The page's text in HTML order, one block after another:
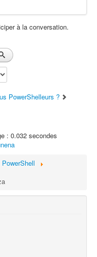
à la conversation.
PowerShelleurs ?
: 0.032 secondes
PowerShell